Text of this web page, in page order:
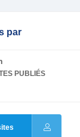
par
PUBLIÉS